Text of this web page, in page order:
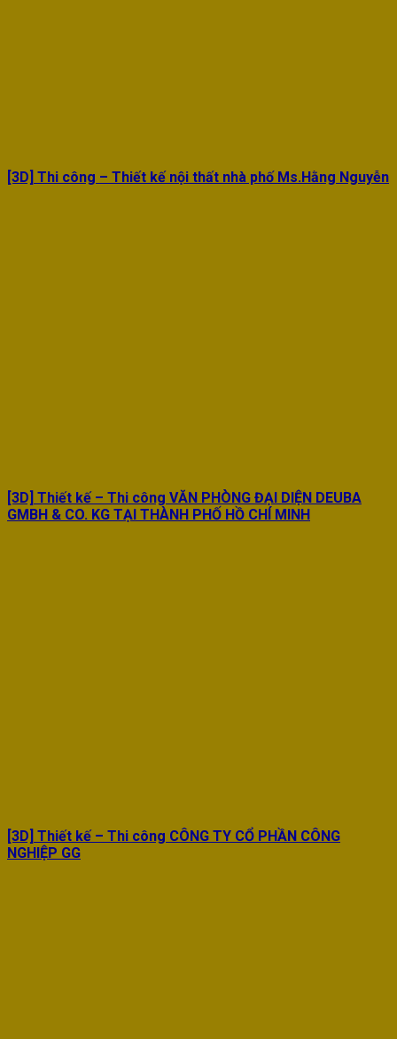
[3D] Thi công – Thiết kế nội thất nhà phố Ms.Hằng Nguyễn
[3D] Thiết kế – Thi công VĂN PHÒNG ĐẠI DIỆN DEUBA
GMBH & CO. KG TẠI THÀNH PHỐ HỒ CHÍ MINH
[3D] Thiết kế – Thi công CÔNG TY CỔ PHẦN CÔNG
NGHIỆP GG